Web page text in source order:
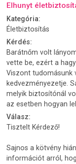
Elhunyt
Kategória:
Életbiztosítás
Kérdés:
Barátnőm volt
vette be, ezért a
Viszont tudomásunk
kedvezményezetje.
melyik biztosítónál
az esetben hogyan
Válasz:
Tisztelt Kérdező!
Sajnos a kötvény
információt arról,